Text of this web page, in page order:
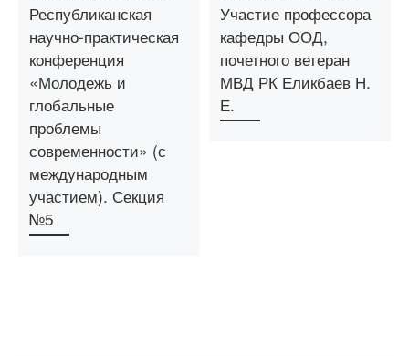
Республиканская
научно-практическая
конференция
«Молодежь и
глобальные
проблемы
современности» (с
международным
участием). Секция
№5
Участие профессора
кафедры ООД,
почетного ветеран
МВД РК Еликбаев Н.
Е.